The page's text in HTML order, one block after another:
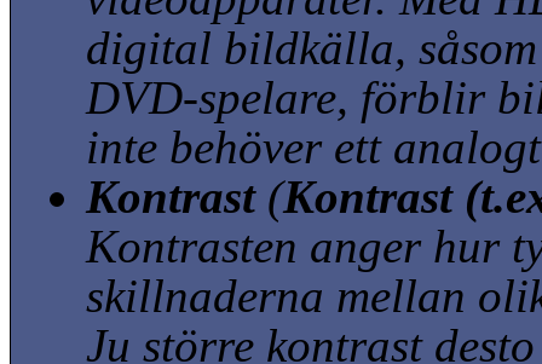
digital bildkälla,
DVD-spelare, förblir
inte behöver ett
Kontrast (Kontrast
Kontrasten anger hur
skillnaderna mellan
Ju större kontrast